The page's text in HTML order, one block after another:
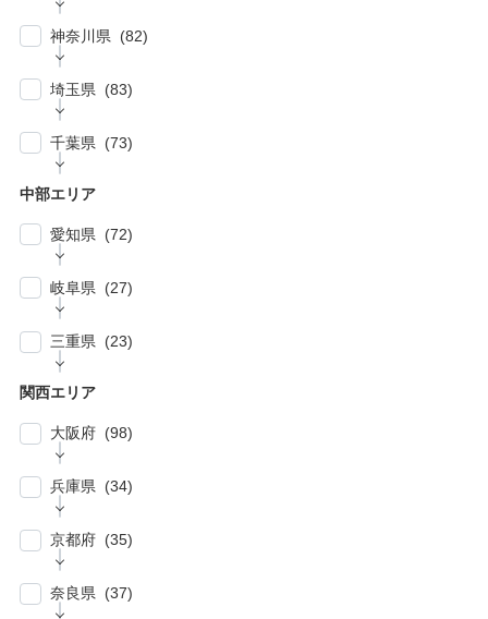
| … 新宿区・渋谷区 (39)
| … 品川区・大田区 (10)
| … 目黒区・世田谷区 (21)
| … 中野区・杉並区 (13)
| … 北区・台東区・足立区・荒川区 (24)
| … 八王子市・武蔵野市・三鷹市・日野市・西
福生市・あきる野市・羽村市 (8)
神奈川県 (82)
| … 横浜市 (44)
| … 相模原市・茅ヶ崎市・平塚市 (5)
| … 厚木市・小田原市・町田市・大和市・海老
埼玉県 (83)
| … 春日部市・富士見市・ふじみ野市 (4)
| … 比企郡・入間郡・入間市・秩父市・秩父
| … 川口市・越谷市・川越市 (14)
| … 朝霞市・上尾市・志木市 (6)
千葉県 (73)
| … 千葉市・船橋市・松戸市 (21)
| … 浦安市・市原市・八千代市・佐倉市 (14)
| … 野田市・成田市・木更津市・茂原市・我孫
中部エリア
愛知県 (72)
| … 名古屋市 (27)
| … 稲沢市/・尾張旭市・瀬戸市・日進市 (10)
| … 豊明市・東海市・大府市・刈谷市 (7)
| … 知立市・安城市・豊田市・岡崎市 (12)
岐阜県 (27)
| … 岐阜市・大垣市 (10)
川市 (5)
三重県 (23)
| … 津市・四日市市 (9)
| … 鈴鹿市・松阪市・桑名市 (8)
| … 伊勢市・志摩市 (3)
関西エリア
大阪府 (98)
| … 大阪市 ・堺市 (61)
| … 豊中市・吹田市 ・高槻市・茨木市 (15)
| … 八尾市・寝屋川市・岸和田市・守口市 (5)
兵庫県 (34)
| … 神戸市・芦屋市 (15)
| … 姫路市・明石市・伊丹市 (8)
京都府 (35)
| … 京都市・宇治市 (16)
奈良県 (37)